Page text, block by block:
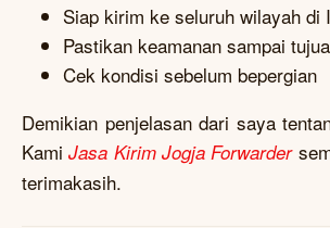
Siap kirim ke seluruh wilayah di
Pastikan keamanan sampai
Cek kondisi sebelum bepergian
Demikian penjelasan dari saya
Kami Jasa Kirim Jogja Forwarder
terimakasih.